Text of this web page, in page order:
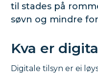
til stades på
søvn og mindre
Kva er
Digitale tilsyn er ei